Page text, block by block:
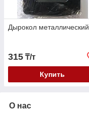
Дырокол металлический
315 ₸/т
Купить
О нас